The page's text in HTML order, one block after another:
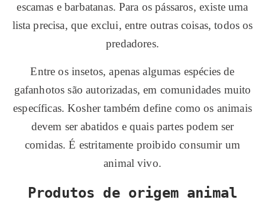
escamas e barbatanas. Para os pássaros, existe uma
lista precisa, que exclui, entre outras coisas, todos os
predadores.
Entre os insetos, apenas algumas espécies de
gafanhotos são autorizadas, em comunidades muito
específicas. Kosher também define como os animais
devem ser abatidos e quais partes podem ser
comidas. É estritamente proibido consumir um
animal vivo.
Produtos de origem animal